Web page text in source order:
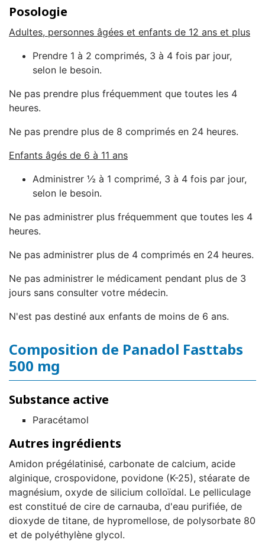
Posologie
Adultes, personnes âgées et enfants de 12 ans et plus
Prendre 1 à 2 comprimés, 3 à 4 fois par jour,
selon le besoin.
Ne pas prendre plus fréquemment que toutes les 4
heures.
Ne pas prendre plus de 8 comprimés en 24 heures.
Enfants âgés de 6 à 11 ans
Administrer ½ à 1 comprimé, 3 à 4 fois par jour,
selon le besoin.
Ne pas administrer plus fréquemment que toutes les 4
heures.
Ne pas administrer plus de 4 comprimés en 24 heures.
Ne pas administrer le médicament pendant plus de 3
jours sans consulter votre médecin.
N'est pas destiné aux enfants de moins de 6 ans.
Composition de Panadol Fasttabs
500 mg
Substance active
Paracétamol
Autres ingrédients
Amidon prégélatinisé, carbonate de calcium, acide
alginique, crospovidone, povidone (K-25), stéarate de
magnésium, oxyde de silicium colloïdal. Le pelliculage
est constitué de cire de carnauba, d'eau purifiée, de
dioxyde de titane, de hypromellose, de polysorbate 80
et de polyéthylène glycol.